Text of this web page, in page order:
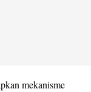
mekanisme